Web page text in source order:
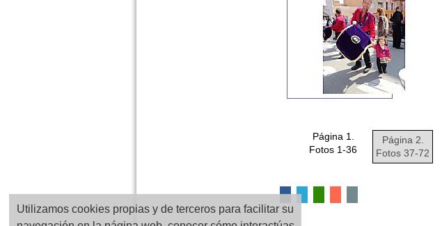
Página 1.
Fotos 1-36
Página 2.
Fotos 37-72
Utilizamos cookies propias y de terceros para facilitar su